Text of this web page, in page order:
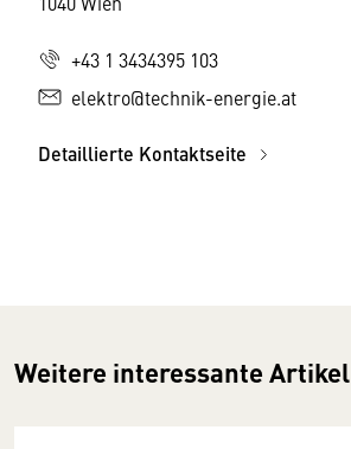
+43 1 3434395 103
elektro@technik-energie.at
Detaillierte Kontaktseite
Weitere interessante Artikel